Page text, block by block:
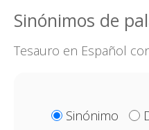
Sinónimos de
Tesauro en Español
Sinónimo